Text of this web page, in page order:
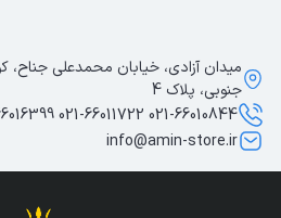
میدان آزادی، خیابان محمدعلی
جنوبی، پلاک 4
021-66010844 021-66011722 021-66016399
info@amin-store.ir